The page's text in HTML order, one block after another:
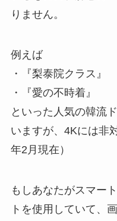
りません。
例えば
・『梨泰院クラス』
・『愛の不時着』
といった人気の韓流
いますが、4Kには非
年2月現在）
もしあなたがスマー
トを使用していて、